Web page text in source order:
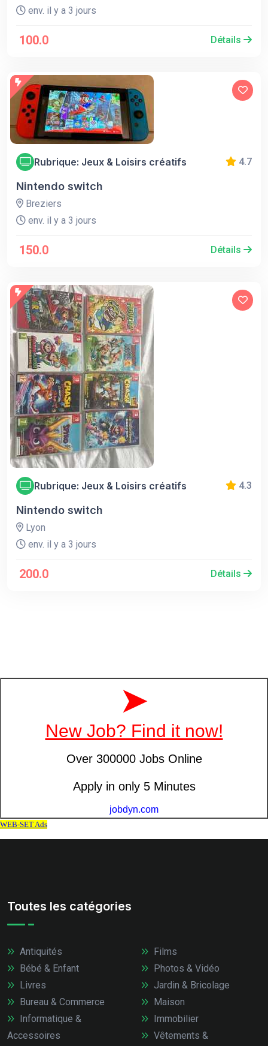
env. il y a 3 jours
100.0 Détails
Rubrique: Jeux & Loisirs créatifs 4.7
Nintendo switch
Breziers
env. il y a 3 jours
150.0 Détails
Rubrique: Jeux & Loisirs créatifs 4.3
Nintendo switch
Lyon
env. il y a 3 jours
200.0 Détails
Toutes les catégories
Antiquités
Bébé & Enfant
Livres
Bureau & Commerce
Informatique &
Accessoires
Films
Photos & Vidéo
Jardin & Bricolage
Maison
Immobilier
Vêtements &